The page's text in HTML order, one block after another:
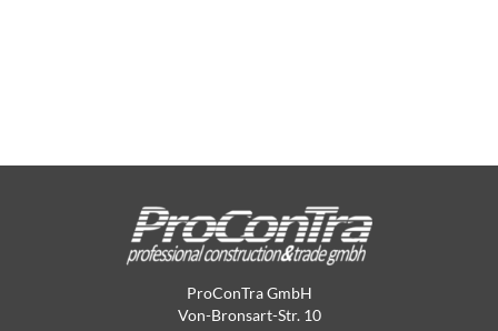
ProConTra GmbH
Von-Bronsart-Str. 10